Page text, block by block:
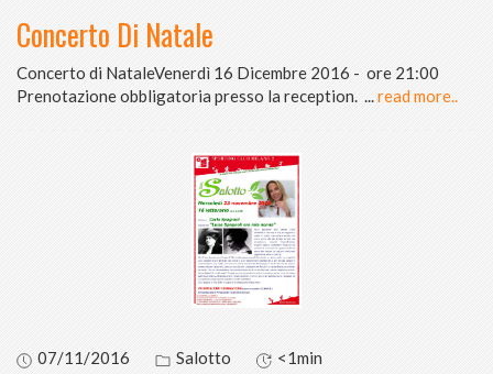
Concerto Di Natale
Concerto di NataleVenerdì 16 Dicembre 2016 - ore 21:00
...read more..
07/11/2016 Salotto <1min